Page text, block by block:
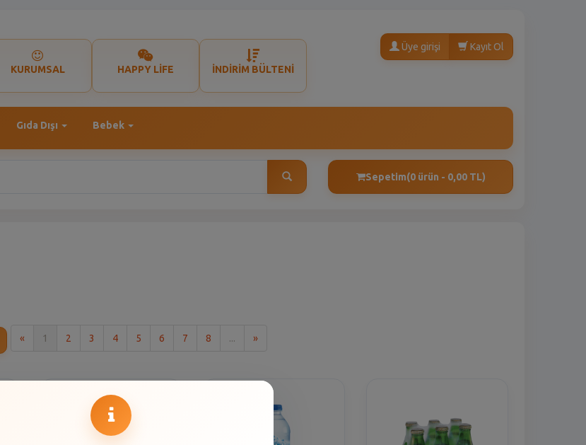
KURUMSAL HAPPY LİFE İNDİRİM BÜLTENİ
Üye girişi Kayıt Ol
Gıda Dışı Bebek
Sepetim(0 ürün - 0,00 TL)
« 1 2 3 4 5 6 7 8 ... »Son